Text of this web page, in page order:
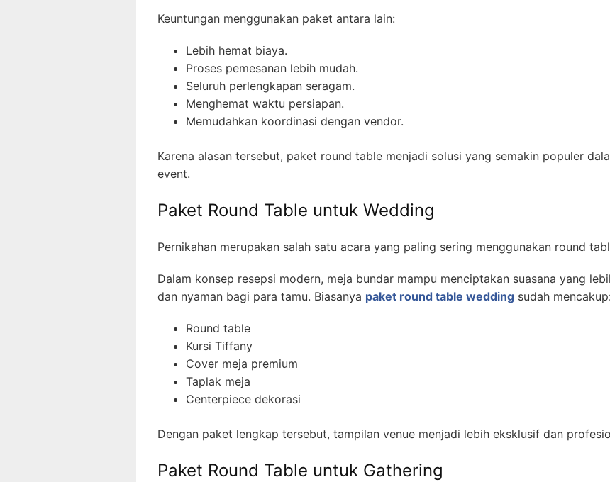
Keuntungan menggunakan paket antara lain:
Lebih hemat biaya.
Proses pemesanan lebih mudah.
Seluruh perlengkapan seragam.
Menghemat waktu persiapan.
Memudahkan koordinasi dengan vendor.
Karena alasan tersebut, paket round table menjadi solusi yang semakin populer
event.
Paket Round Table untuk Wedding
Pernikahan merupakan salah satu acara yang paling sering menggunakan round
Dalam konsep resepsi modern, meja bundar mampu menciptakan suasana yang
dan nyaman bagi para tamu. Biasanya paket round table wedding sudah mencakup:
Round table
Kursi Tiffany
Cover meja premium
Taplak meja
Centerpiece dekorasi
Dengan paket lengkap tersebut, tampilan venue menjadi lebih eksklusif dan
Paket Round Table untuk Gathering